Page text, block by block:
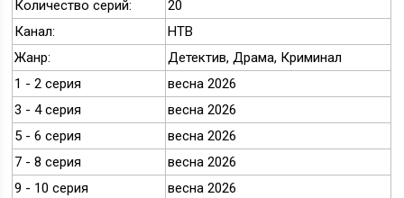
Количество серий:
20
Канал:
НТВ
Жанр:
Детектив, Драма, Криминал
1 - 2 серия
весна 2026
3 - 4 серия
весна 2026
5 - 6 серия
весна 2026
7 - 8 серия
весна 2026
9 - 10 серия
весна 2026